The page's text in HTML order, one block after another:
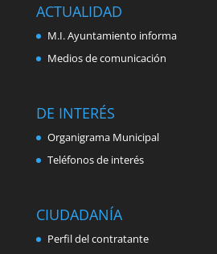
ACTUALIDAD
M.I. Ayuntamiento informa
Medios de comunicación
DE INTERÉS
Organigrama Municipal
Teléfonos de interés
CIUDADANÍA
Perfil del contratante